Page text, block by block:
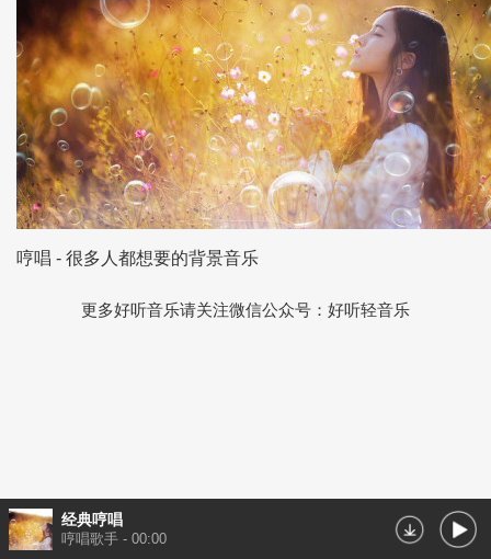
哼唱 - 很多人都想要的背景音乐
更多好听音乐请关注微信公众号：好听轻音乐
经典哼唱
哼唱歌手 - 00:00